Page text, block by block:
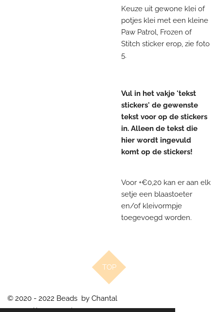
Keuze uit gewone klei of
potjes klei met een kleine
Paw Patrol, Frozen of
Stitch sticker erop, zie foto
5.
Vul in het vakje 'tekst
stickers' de gewenste
tekst voor op de stickers
in. Alleen de tekst die
hier wordt ingevuld
komt op de stickers!
Voor +€0,20 kan er aan elk
setje een blaastoeter
en/of kleivormpje
toegevoegd worden.
TOP
© 2020 - 2022 Beads by Chantal
Powered byJouwWeb